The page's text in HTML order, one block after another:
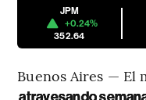
JPM
+0.24%
352.64
Buenos Aires — El